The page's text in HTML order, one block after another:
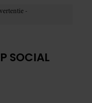
SOCIAL